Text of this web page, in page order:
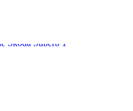
Skoda Superb 1